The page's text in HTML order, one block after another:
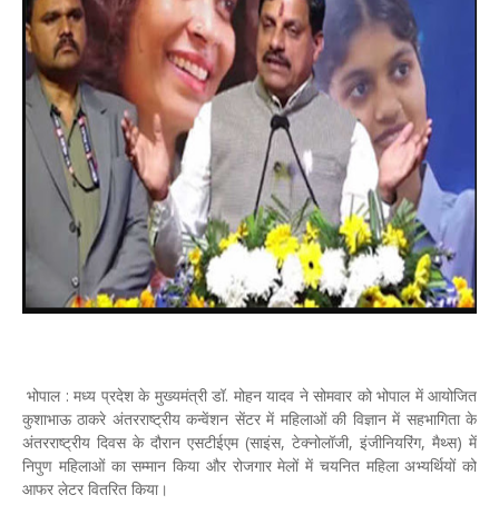
भोपाल : मध्य प्रदेश के मुख्यमंत्री डॉ. मोहन यादव ने सोमवार को भोपाल में आयोजित
कुशाभाऊ ठाकरे अंतरराष्ट्रीय कन्वेंशन सेंटर में महिलाओं की विज्ञान में सहभागिता के
अंतरराष्ट्रीय दिवस के दौरान एसटीईएम (साइंस, टेक्नोलॉजी, इंजीनियरिंग, मैथ्स) में
निपुण महिलाओं का सम्मान किया और रोजगार मेलों में चयनित महिला अभ्यर्थियों को
आफर लेटर वितरित किया।